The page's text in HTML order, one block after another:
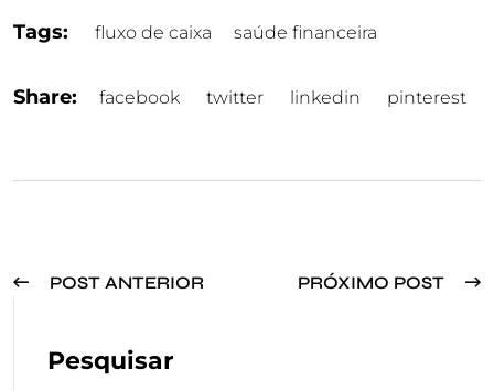
Tags: fluxo de caixa saúde financeira
Share: facebook twitter linkedin pinterest
POST ANTERIOR PRÓXIMO POST
Pesquisar